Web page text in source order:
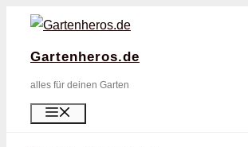
Zum
springen
Gartenheros.de
alles für deinen Garten